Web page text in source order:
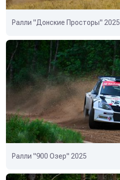
Ралли "Донские Просторы" 2025
Ралли "900 Озер" 2025